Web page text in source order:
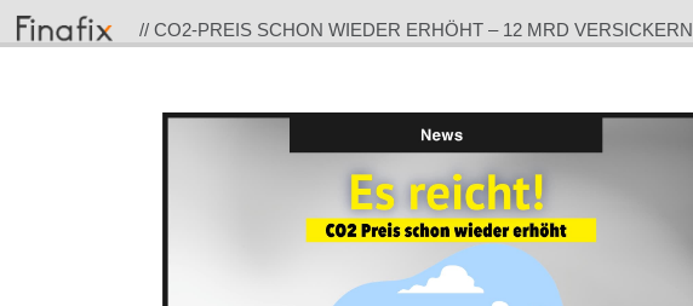
// CO2-PREIS SCHON WIEDER ERHÖHT – 12 MRD VERSICKERN